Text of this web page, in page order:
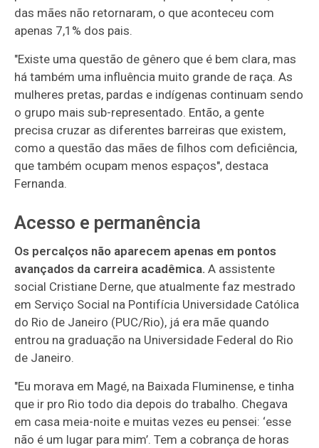
das mães não retornaram, o que aconteceu com
apenas 7,1% dos pais.
"Existe uma questão de gênero que é bem clara, mas
há também uma influência muito grande de raça. As
mulheres pretas, pardas e indígenas continuam sendo
o grupo mais sub-representado. Então, a gente
precisa cruzar as diferentes barreiras que existem,
como a questão das mães de filhos com deficiência,
que também ocupam menos espaços", destaca
Fernanda.
Acesso e permanência
Os percalços não aparecem apenas em pontos
avançados da carreira acadêmica. A assistente
social Cristiane Derne, que atualmente faz mestrado
em Serviço Social na Pontifícia Universidade Católica
do Rio de Janeiro (PUC/Rio), já era mãe quando
entrou na graduação na Universidade Federal do Rio
de Janeiro.
"Eu morava em Magé, na Baixada Fluminense, e tinha
que ir pro Rio todo dia depois do trabalho. Chegava
em casa meia-noite e muitas vezes eu pensei: ‘esse
não é um lugar para mim’. Tem a cobrança de horas